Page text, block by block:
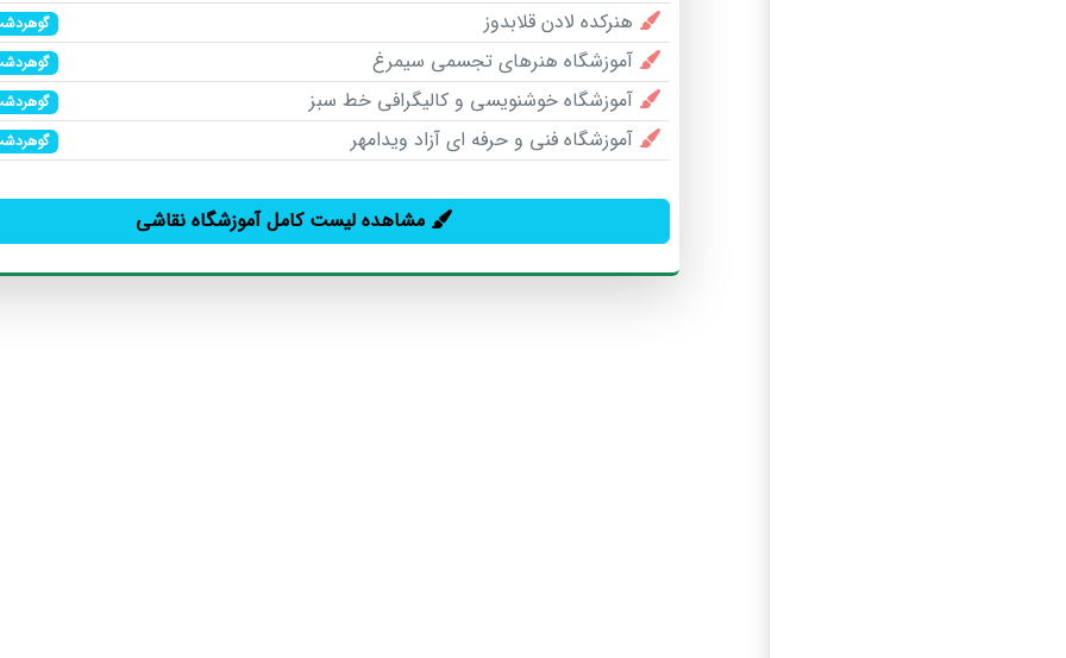
هنرکده لادن قلابدوز
آموزشگاه هنرهای تجسمی سیمرغ
آموزشگاه خوشنویسی و کالیگرافی خط سبز
آموزشگاه فنی و حرفه ای آزاد ویدامهر
مشاهده لیست کامل آموزشگاه نقاشی